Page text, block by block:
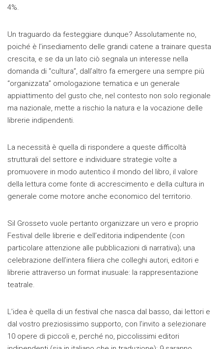
4%.
Un traguardo da festeggiare dunque? Assolutamente no,
poiché è l’insediamento delle grandi catene a trainare questa
crescita, e se da un lato ciò segnala un interesse nella
domanda di “cultura”, dall’altro fa emergere una sempre più
“organizzata” omologazione tematica e un generale
appiattimento del gusto che, nel contesto non solo regionale
ma nazionale, mette a rischio la natura e la vocazione delle
librerie indipendenti.
La necessità è quella di rispondere a queste difficoltà
strutturali del settore e individuare strategie volte a
promuovere in modo autentico il mondo del libro, il valore
della lettura come fonte di accrescimento e della cultura in
generale come motore anche economico del territorio.
Sil Grosseto vuole pertanto organizzare un vero e proprio
Festival delle librerie e dell’editoria indipendente (con
particolare attenzione alle pubblicazioni di narrativa); una
celebrazione dell’intera filiera che colleghi autori, editori e
librerie attraverso un format inusuale: la rappresentazione
teatrale.
L’idea è quella di un festival che nasca dal basso, dai lettori e
dal vostro preziosissimo supporto, con l’invito a selezionare
10 opere di piccoli e, perché no, piccolissimi editori